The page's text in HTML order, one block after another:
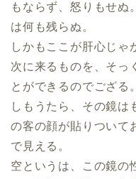
もならず、怒りもせぬ
は何も残らぬ。
しかもここが肝心じゃ
次に来るものを、そっ
とができるのでござる
しもうたら、その鏡は
の客の顔が貼りついて
で見える。
空というは、この鏡の